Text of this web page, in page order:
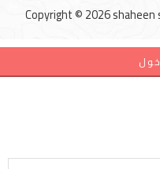
Copyright © 2026